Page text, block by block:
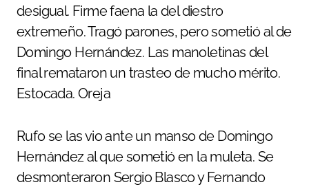
desigual. Firme faena la del diestro
extremeño. Tragó parones, pero sometió al de
Domingo Hernández. Las manoletinas del
final remataron un trasteo de mucho mérito.
Estocada. Oreja
Rufo se las vio ante un manso de Domingo
Hernández al que sometió en la muleta. Se
desmonteraron Sergio Blasco y Fernando